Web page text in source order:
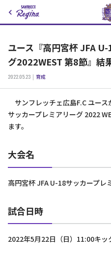
ユース『高円宮杯 JFA
グ2022WEST 第8節』結
2022.05.23 育成
サンフレッチェ広島F.C ユー
サッカープレミアリーグ 2022
ます。
大会名
高円宮杯 JFA U-18サッカープレ
試合日時
2022年5月22日（日）11:00キッ